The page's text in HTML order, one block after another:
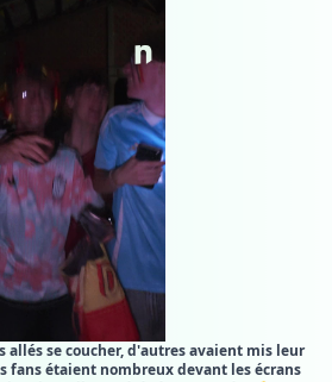
allés se coucher, d'autres avaient mis leur
fans étaient nombreux devant les écrans